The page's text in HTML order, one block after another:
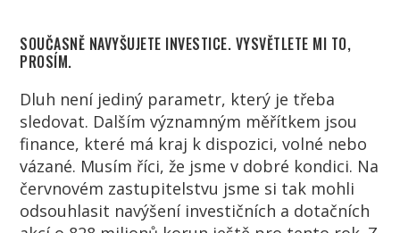
SOUČASNĚ NAVYŠUJETE INVESTICE. VYSVĚTLETE MI TO,
PROSÍM.
Dluh není jediný parametr, který je třeba
sledovat. Dalším významným měřítkem jsou
finance, které má kraj k dispozici, volné nebo
vázané. Musím říci, že jsme v dobré kondici. Na
červnovém zastupitelstvu jsme si tak mohli
odsouhlasit navýšení investičních a dotačních